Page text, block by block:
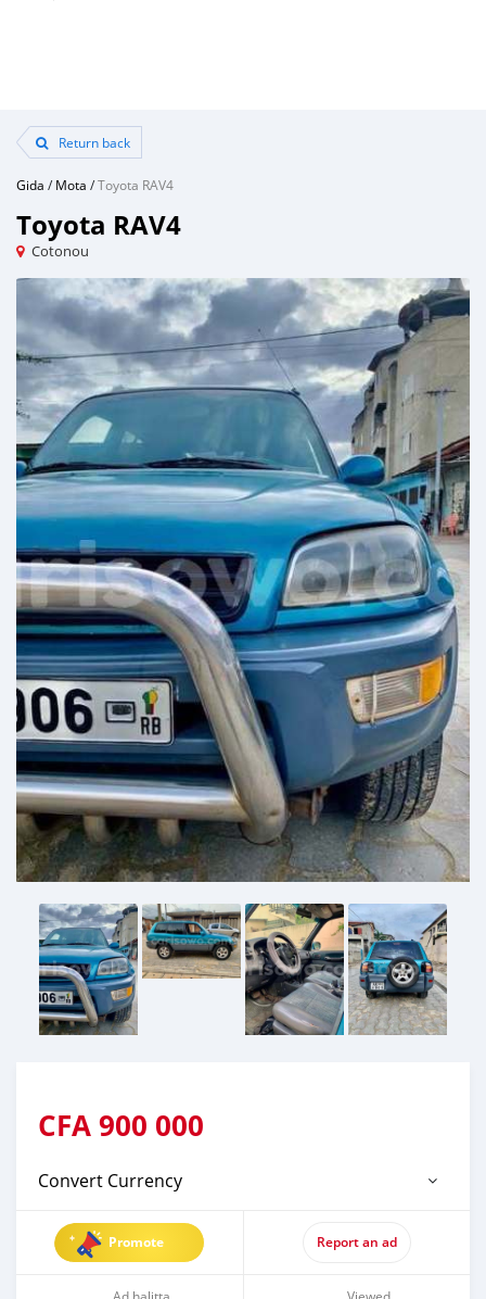
Return back
Gida /Mota /Toyota RAV4
Toyota RAV4
Cotonou
CFA900 000
Convert Currency
Promote Report an ad